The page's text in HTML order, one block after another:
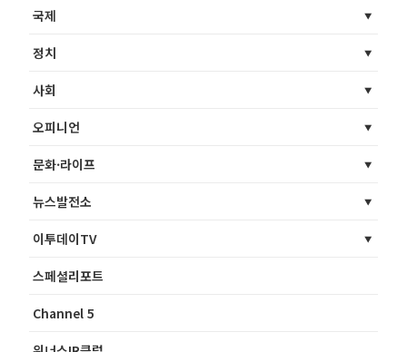
국제
정치
사회
오피니언
문화·라이프
뉴스발전소
이투데이TV
스페셜리포트
Channel 5